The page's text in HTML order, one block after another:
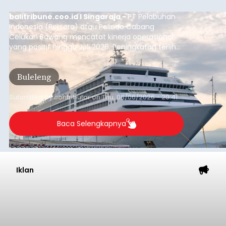
balitribune.coo.id I Singaraja -PT Pelabuhan
Indonesia (Persero) atau Pelindo Cabang
Celukan Bawang mencatat kinerja operasional
yang positif hingga Juli 2026. Peningkatan terlihat
dari arus kapal yang mencapai 1,48 juta Gross
Tonnage (GT), atau tumbuh 12,4 persen
dibandingkan periode yang sama tahun lalu
yang tercatat sebesar 1,32 juta GT.
Buleleng
Submitted bycontributoronThu, 08/06/2026 - 20:41
Baca Selengkapnya
Iklan